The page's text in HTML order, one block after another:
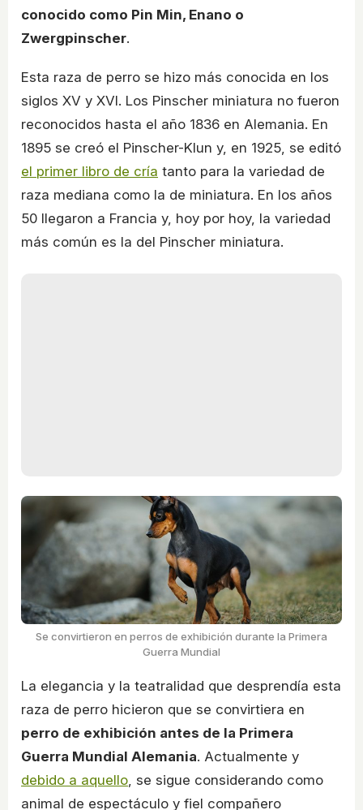
conocido como Pin Min, Enano o
Zwergpinscher.
Esta raza de perro se hizo más conocida en los
siglos XV y XVI. Los Pinscher miniatura no fueron
reconocidos hasta el año 1836 en Alemania. En
1895 se creó el Pinscher-Klun y, en 1925, se editó
el primer libro de cría tanto para la variedad de
raza mediana como la de miniatura. En los años
50 llegaron a Francia y, hoy por hoy, la variedad
más común es la del Pinscher miniatura.
Se convirtieron en perros de exhibición durante la Primera
Guerra Mundial
La elegancia y la teatralidad que desprendía esta
raza de perro hicieron que se convirtiera en
perro de exhibición antes de la Primera
Guerra Mundial Alemania. Actualmente y
debido a aquello, se sigue considerando como
animal de espectáculo y fiel compañero